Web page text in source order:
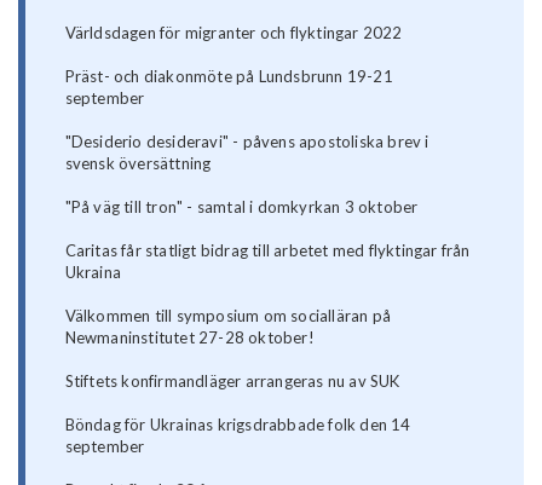
Världsdagen för migranter och flyktingar 2022
Präst- och diakonmöte på Lundsbrunn 19-21
september
"Desiderio desideravi" - påvens apostoliska brev i
svensk översättning
"På väg till tron" - samtal i domkyrkan 3 oktober
Caritas får statligt bidrag till arbetet med flyktingar från
Ukraina
Välkommen till symposium om socialläran på
Newmaninstitutet 27-28 oktober!
Stiftets konfirmandläger arrangeras nu av SUK
Böndag för Ukrainas krigsdrabbade folk den 14
september